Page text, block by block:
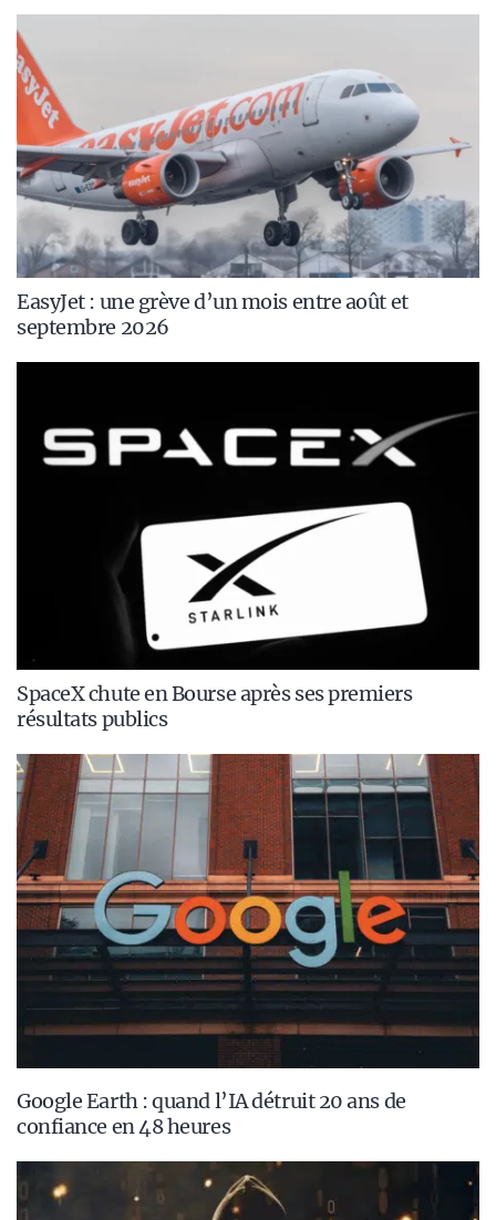
EasyJet : une grève d’un mois entre août et
septembre 2026
SpaceX chute en Bourse après ses premiers
résultats publics
Google Earth : quand l’IA détruit 20 ans de
confiance en 48 heures